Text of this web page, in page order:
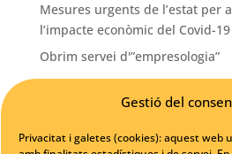
Gestió del
Privacitat i galetes (cookies): aquest web
Mesures urgents de l’estat per
l’impacte econòmic del Covid-19
Obrim servei d'”empresologia”
La pàgina web del teu negoci?